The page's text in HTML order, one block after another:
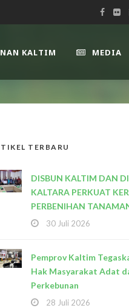
KALTIM MEDIA
TERBARU
DISBUN KALTIM DAN
KALTARA PERKUAT
PERBENIHAN
30 Juli 2026
Pemprov Kaltim
Hak Masyarakat Adat
Perkebunan
28 Juli 2026